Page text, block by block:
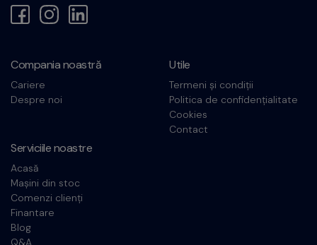
Compania noastră
Cariere
Despre noi
Serviciile noastre
Acasă
Mașini din stoc
Comenzi clienți
Finantare
Blog
Q&A
Utile
Termeni și condiții
Politica de confidențialitate
Cookies
Contact